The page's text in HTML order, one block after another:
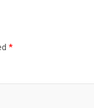
*